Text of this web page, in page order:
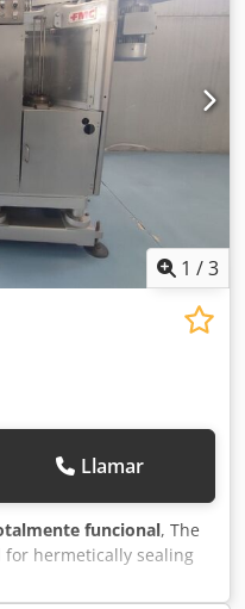
1 /3
Llamar
funcional, The
for hermetically sealing
Depending on